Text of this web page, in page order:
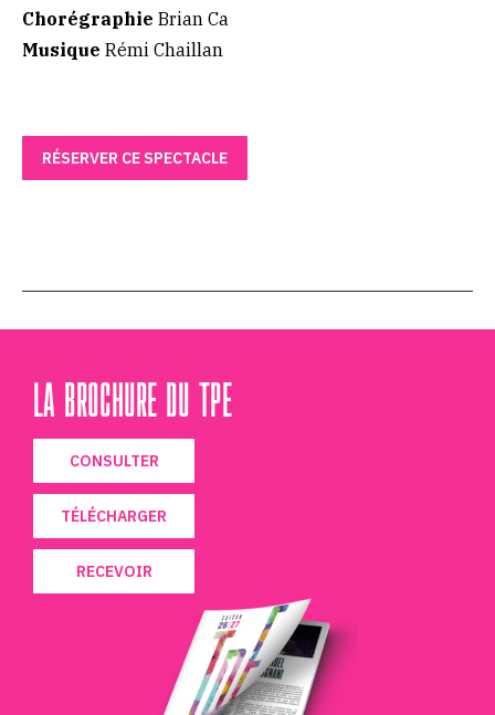
Chorégraphie Brian Ca
Musique Rémi Chaillan
RÉSERVER CE SPECTACLE
LA BROCHURE DU TPE
CONSULTER
TÉLÉCHARGER
RECEVOIR